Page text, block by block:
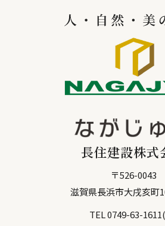
長住建設株式
〒526-0043
滋賀県長浜市大戌亥町
TEL0749-63-1611